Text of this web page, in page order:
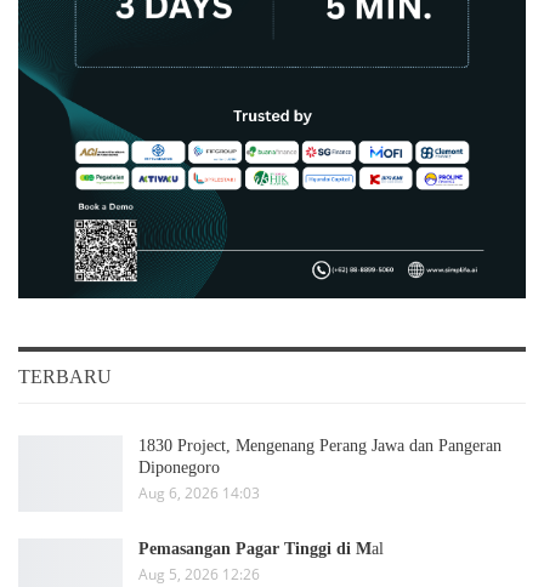
TERBARU
1830 Project, Mengenang Perang Jawa dan Pangeran
Diponegoro
Aug 6, 2026 14:03
Pemasangan Pagar Tinggi di Mal
Aug 5, 2026 12:26